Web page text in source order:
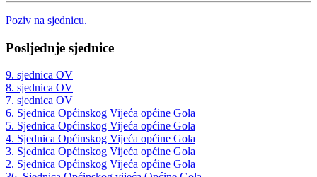
Poziv na sjednicu.
Posljednje sjednice
9. sjednica OV
8. sjednica OV
7. sjednica OV
6. Sjednica Općinskog Vijeća općine Gola
5. Sjednica Općinskog Vijeća općine Gola
4. Sjednica Općinskog Vijeća općine Gola
3. Sjednica Općinskog Vijeća općine Gola
2. Sjednica Općinskog Vijeća općine Gola